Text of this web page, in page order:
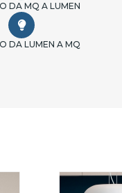
DA MQ A LUMEN
DA LUMEN A MQ